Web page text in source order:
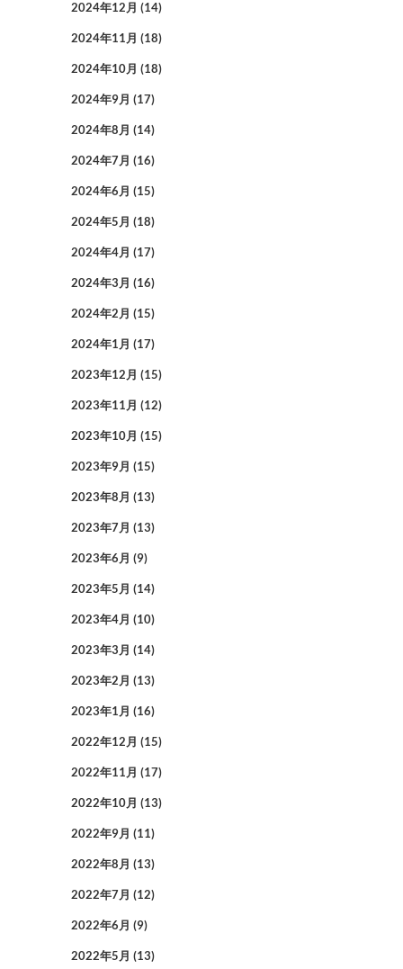
2024年12月 (14)
2024年11月 (18)
2024年10月 (18)
2024年9月 (17)
2024年8月 (14)
2024年7月 (16)
2024年6月 (15)
2024年5月 (18)
2024年4月 (17)
2024年3月 (16)
2024年2月 (15)
2024年1月 (17)
2023年12月 (15)
2023年11月 (12)
2023年10月 (15)
2023年9月 (15)
2023年8月 (13)
2023年7月 (13)
2023年6月 (9)
2023年5月 (14)
2023年4月 (10)
2023年3月 (14)
2023年2月 (13)
2023年1月 (16)
2022年12月 (15)
2022年11月 (17)
2022年10月 (13)
2022年9月 (11)
2022年8月 (13)
2022年7月 (12)
2022年6月 (9)
2022年5月 (13)